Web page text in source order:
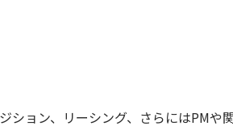
ション、リーシング、さらにはPMや